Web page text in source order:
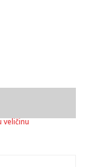
veličinu